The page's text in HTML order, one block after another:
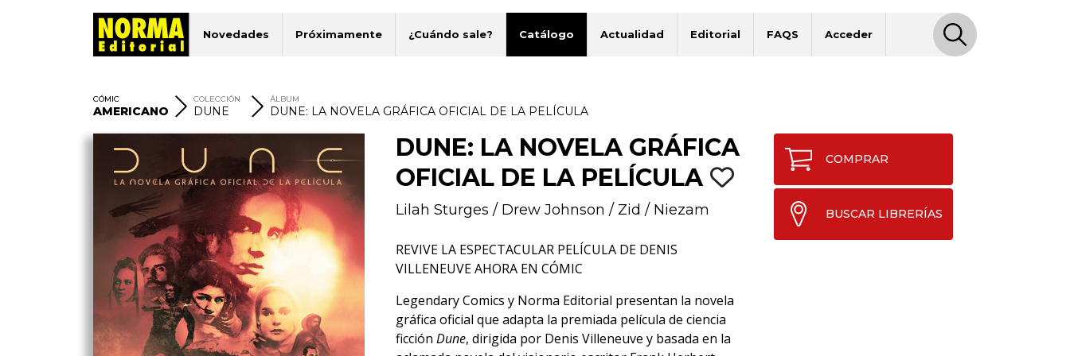
Novedades Próximamente ¿Cuándo sale? Catálogo Actualidad Editorial FAQS Acceder
CÓMIC
AMERICANO
COLECCIÓN
DUNE
ÁLBUM
DUNE: LA NOVELA GRÁFICA OFICIAL DE LA PELÍCULA
DUNE: LA NOVELA GRÁFICA
OFICIAL DE LA PELÍCULA
Lilah Sturges / Drew Johnson / Zid / Niezam
REVIVE LA ESPECTACULAR PELÍCULA DE DENIS
VILLENEUVE AHORA EN CÓMIC
Legendary Comics y Norma Editorial presentan la novela
gráfica oficial que adapta la premiada película de ciencia
ficción Dune, dirigida por Denis Villeneuve y basada en la
COMPRAR
BUSCAR LIBRERÍAS